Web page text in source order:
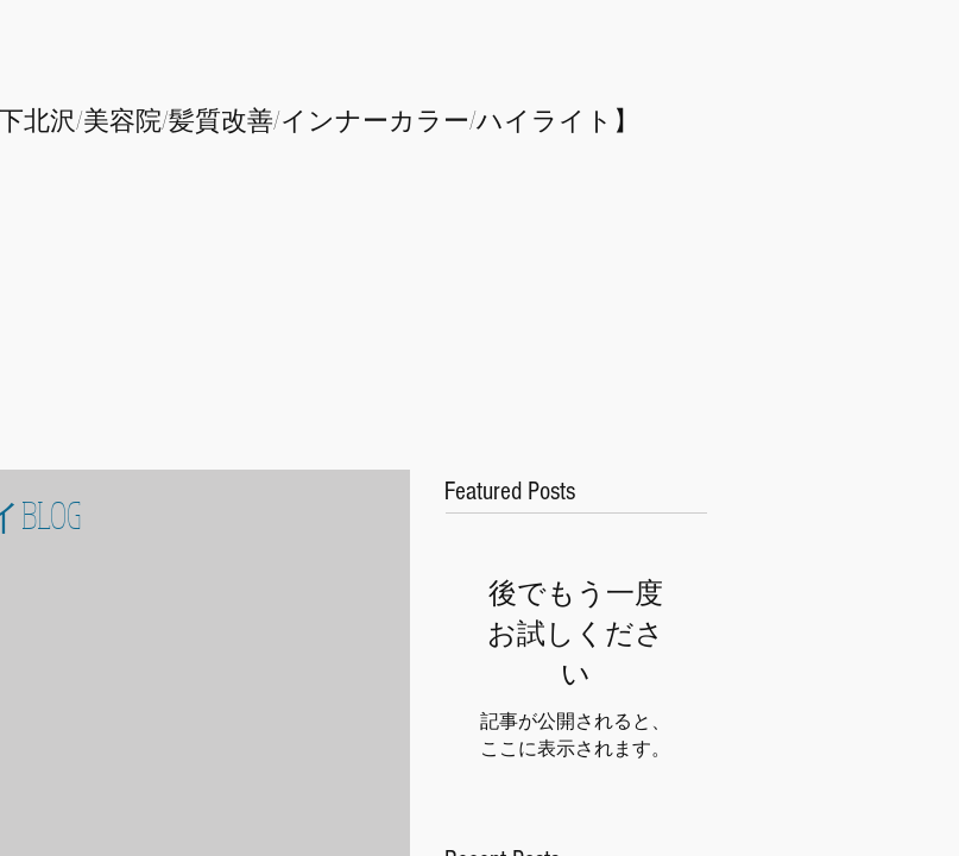
下北沢/美容院/髪質改善/インナーカラー/​ハイライト】
Featured Posts
後でもう一度
お試しくださ
い
記事が公開されると、
ここに表示されます。